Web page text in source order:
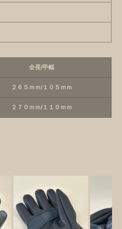
KeywordSearch
全長/甲幅
２６５ｍｍ/１０５ｍｍ
２７０ｍｍ/１１０ｍｍ